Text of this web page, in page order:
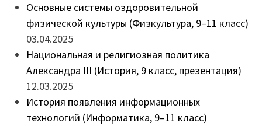
Основные системы оздоровительной
физической культуры (Физкультура, 9–11 класс)
03.04.2025
Национальная и религиозная политика
Александра III (История, 9 класс, презентация)
12.03.2025
История появления информационных
технологий (Информатика, 9–11 класс)